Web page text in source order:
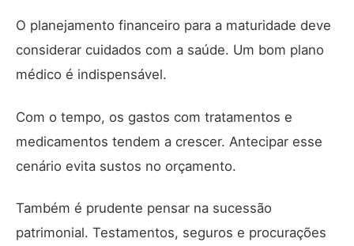
O planejamento financeiro para a maturidade deve
considerar cuidados com a saúde. Um bom plano
médico é indispensável.
Com o tempo, os gastos com tratamentos e
medicamentos tendem a crescer. Antecipar esse
cenário evita sustos no orçamento.
Também é prudente pensar na sucessão
patrimonial. Testamentos, seguros e procurações